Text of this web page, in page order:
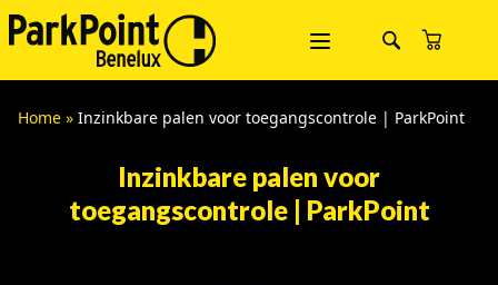
Home » Inzinkbare palen voor toegangscontrole | ParkPoint
Inzinkbare palen voor
toegangscontrole | ParkPoint